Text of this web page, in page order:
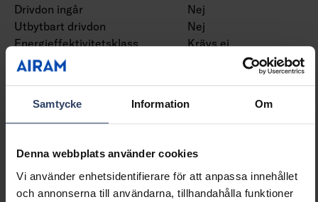
Samtycke Information Om
Denna webbplats använder cookies
Vi använder enhetsidentifierare för att anpassa innehållet
och annonserna till användarna, tillhandahålla funktioner
Drivdon ingår
Nej
Utbytbart drivdon
Nej
Energieffektivitetsklass
ljuskälla (EU 2019/2015)
Krävs ej
Innehåller produkt enligt
Nöddriftförsörjningssystem
Ingen
Integrerad
Med brytare
Nej
Med lufthål
Nej
Glödtrådstest (IEC 60695-
650 °C - 30 s